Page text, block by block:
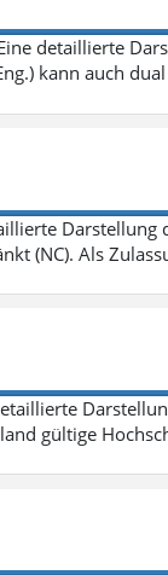
detaillierte
kann auch
(NC). Als
gültige